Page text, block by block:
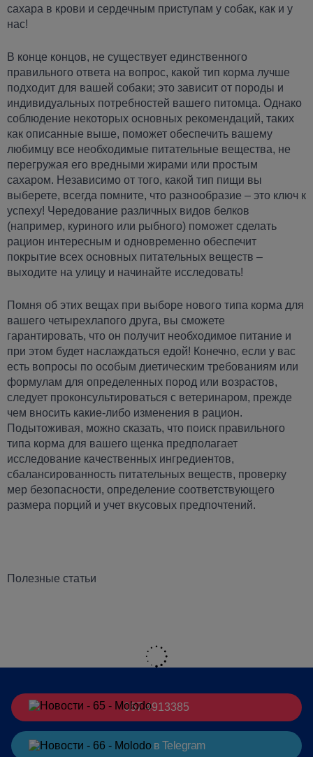
Полезные статьи
сахара в крови и сердечным приступам у собак, как и у
нас!
В конце концов, не существует единственного
правильного ответа на вопрос, какой тип корма лучше
подходит для вашей собаки; это зависит от породы и
индивидуальных потребностей вашего питомца. Однако
соблюдение некоторых основных рекомендаций, таких
как описанные выше, поможет обеспечить вашему
любимцу все необходимые питательные вещества, не
перегружая его вредными жирами или простым
сахаром. Независимо от того, какой тип пищи вы
выберете, всегда помните, что разнообразие – это ключ к
успеху! Чередование различных видов белков
(например, куриного или рыбного) поможет сделать
рацион интересным и одновременно обеспечит
покрытие всех основных питательных веществ –
выходите на улицу и начинайте исследовать!
Помня об этих вещах при выборе нового типа корма для
вашего четырехлапого друга, вы сможете
гарантировать, что он получит необходимое питание и
при этом будет наслаждаться едой! Конечно, если у вас
есть вопросы по особым диетическим требованиям или
формулам для определенных пород или возрастов,
следует проконсультироваться с ветеринаром, прежде
чем вносить какие-либо изменения в рацион.
Подытоживая, можно сказать, что поиск правильного
типа корма для вашего щенка предполагает
исследование качественных ингредиентов,
сбалансированность питательных веществ, проверку
мер безопасности, определение соответствующего
размера порций и учет вкусовых предпочтений.
067 4913385
Заказать в Telegram